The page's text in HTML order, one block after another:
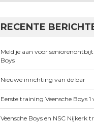
RECENTE
Meld je aan voor
Boys
Nieuwe inrichting van de bar
Eerste training Veensche Boys
Veensche Boys en NSC Nijkerk